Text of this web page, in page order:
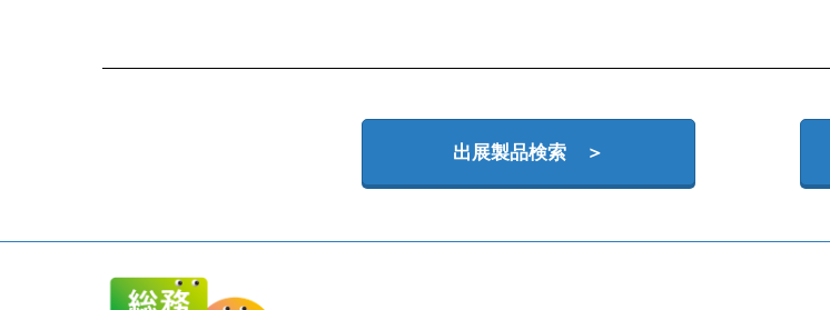
ワークプレイス改革EXPO
【9月より】バックオフィス
AIエージェント EXPO
出展製品検索 ＞